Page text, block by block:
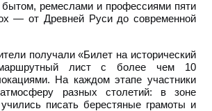
бытом, ремеслами и профессиями пяти
— от Древней Руси до современной
получали «Билет на исторический
лист с более чем 10
На каждом этапе участники
разных столетий: в зоне
писать берестяные грамоты и